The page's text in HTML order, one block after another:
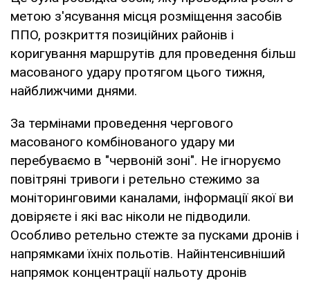
метою з'ясування місця розміщення засобів
ППО, розкриття позиційних районів і
коригування маршрутів для проведення більш
масованого удару протягом цього тижня,
найближчими днями.
За термінами проведення чергового
масованого комбінованого удару ми
перебуваємо в "червоній зоні". Не ігноруємо
повітряні тривоги і ретельно стежимо за
моніторинговими каналами, інформації якої ви
довіряєте і які вас ніколи не підводили.
Особливо ретельно стежте за пусками дронів і
напрямками їхніх польотів. Найінтенсивніший
напрямок концентрації нальоту дронів